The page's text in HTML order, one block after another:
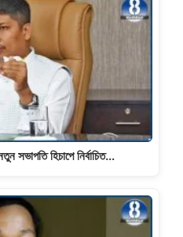
সভাপতি হিচাপে নিৰ্বাচিত…